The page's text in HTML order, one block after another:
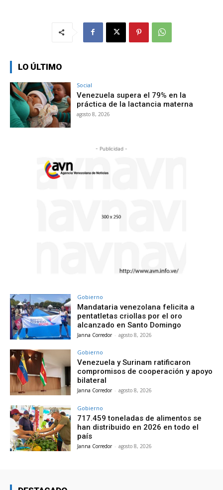
LO ÚLTIMO
Social
Venezuela supera el 79% en la
práctica de la lactancia materna
agosto 8, 2026
- Publicidad -
Gobierno
Mandataria venezolana felicita a
pentatletas criollas por el oro
alcanzado en Santo Domingo
Janna Corredor - agosto 8, 2026
Gobierno
Venezuela y Surinam ratificaron
compromisos de cooperación y apoyo
bilateral
Janna Corredor - agosto 8, 2026
Gobierno
717.459 toneladas de alimentos se
han distribuido en 2026 en todo el
país
Janna Corredor - agosto 8, 2026